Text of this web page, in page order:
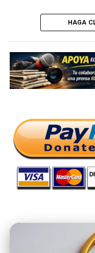
HAGA